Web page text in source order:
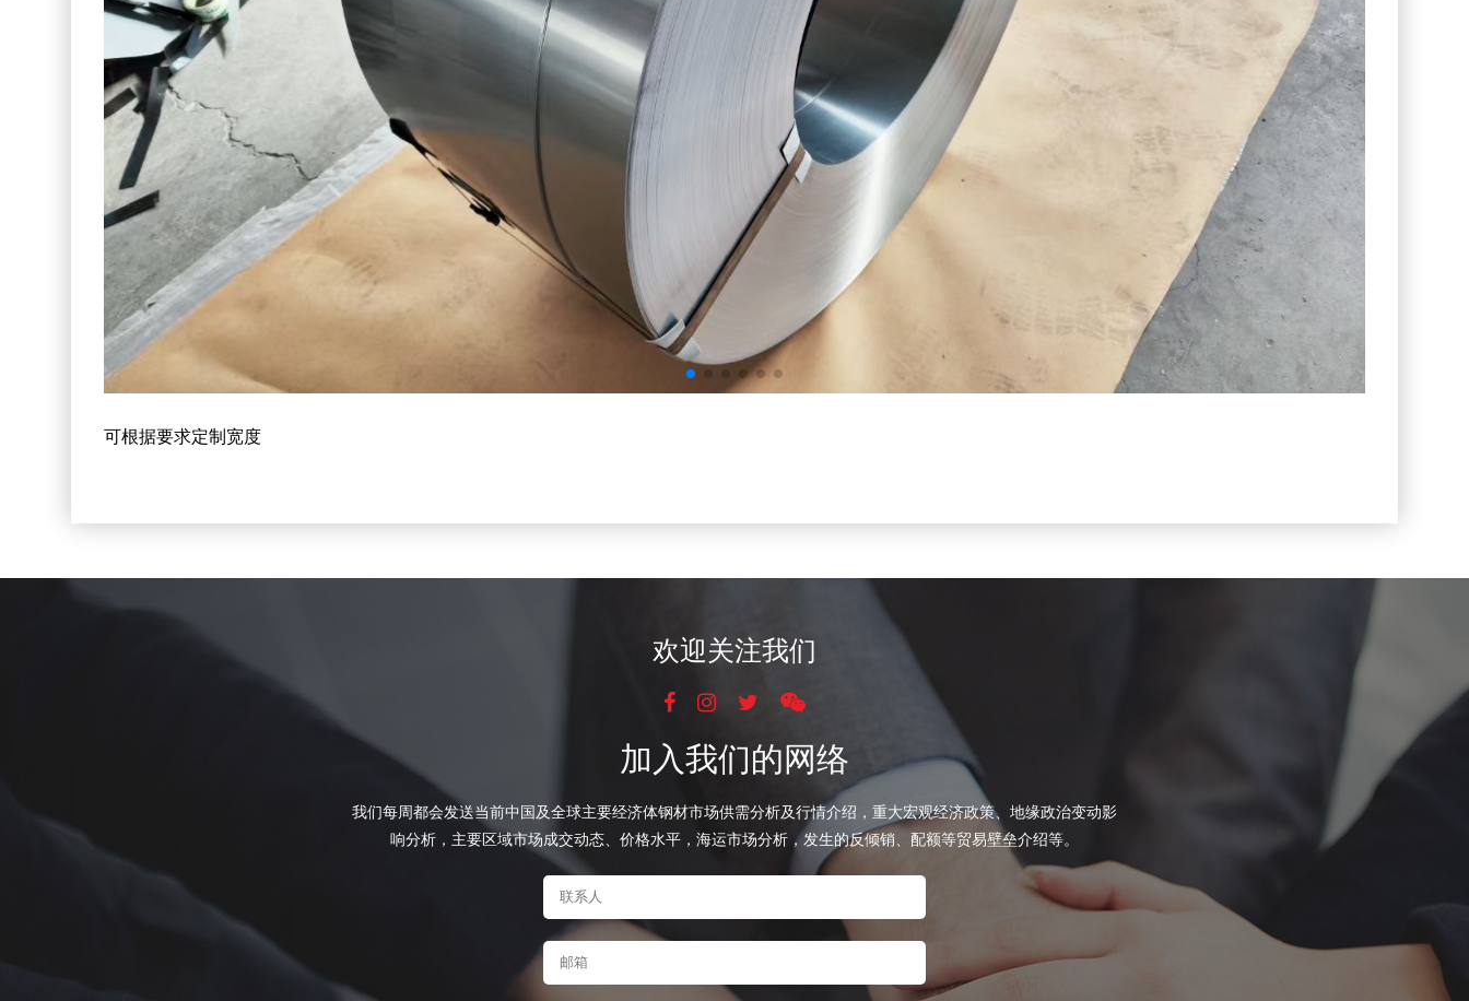
可根据要求定制宽度
欢迎关注我们
加入我们的网络
我们每周都会发送当前中国及全球主要经济体钢材市场供需分析及行情介绍，重大宏观经济政策、地缘政治变动影
响分析，主要区域市场成交动态、价格水平，海运市场分析，发生的反倾销、配额等贸易壁垒介绍等。